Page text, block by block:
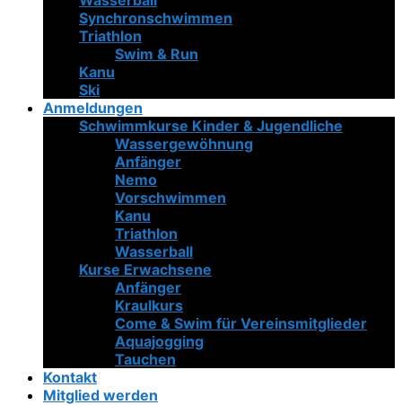
Synchronschwimmen
Triathlon
Swim & Run
Kanu
Ski
Anmeldungen
Schwimmkurse Kinder & Jugendliche
Wassergewöhnung
Anfänger
Nemo
Vorschwimmen
Kanu
Triathlon
Wasserball
Kurse Erwachsene
Anfänger
Kraulkurs
Come & Swim für Vereinsmitglieder
Aquajogging
Tauchen
Kontakt
Mitglied werden